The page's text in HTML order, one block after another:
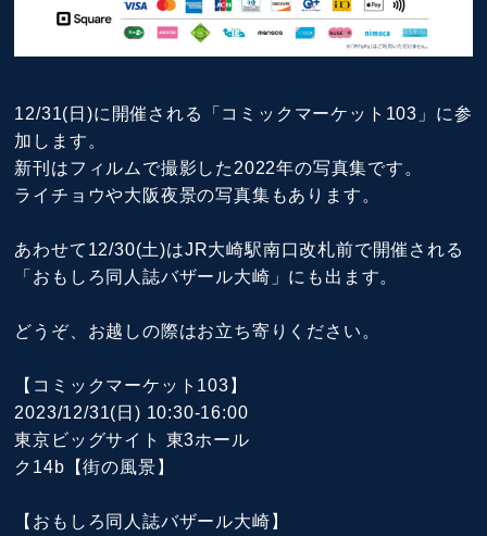
12/31(日)に開催される「コミックマーケット103」に参
加します。
新刊はフィルムで撮影した2022年の写真集です。
ライチョウや大阪夜景の写真集もあります。
あわせて12/30(土)はJR大崎駅南口改札前で開催される
「おもしろ同人誌バザール大崎」にも出ます。
どうぞ、お越しの際はお立ち寄りください。
【コミックマーケット103】
2023/12/31(日) 10:30-16:00
東京ビッグサイト 東3ホール
ク14b【街の風景】
【おもしろ同人誌バザール大崎】